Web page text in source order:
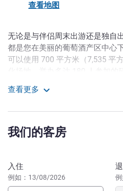
查看地图
描述
无论是与伴侣周末出游还是独自
都是您在美丽的葡萄酒产区中心
可以使用 700 平方米（7,535 平
在我们的 Sans Pression 餐厅邂逅
步行游览波尔多市中心和必游景
堂、交易所广场和梅花广场。步
往葡萄酒城或达尔文区。
产、迷人的历史、世界知名的葡
附近有：阿卡雄湾令人惊叹的风
查看更多
我们的客房
预订此酒店
入住
例如：13/08/2026